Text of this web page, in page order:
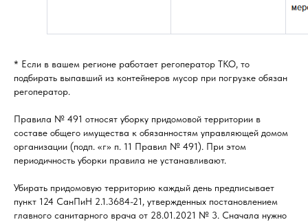
* Если в вашем регионе работает регоператор ТКО, то
подбирать выпавший из контейнеров мусор при погрузке обязан
регоператор.
Правила № 491 относят уборку придомовой территории в
составе общего имущества к обязанностям управляющей домом
организации (подп. «г» п. 11 Правил № 491). При этом
периодичность уборки правила не устанавливают.
Убирать придомовую территорию каждый день предписывает
пункт 124 СанПиН 2.1.3684-21, утвержденных постановлением
главного санитарного врача от 28.01.2021 № 3. Сначала нужно